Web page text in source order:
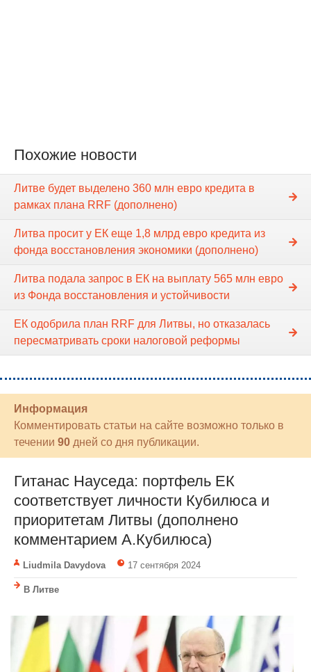
Похожие новости
Литве будет выделено 360 млн евро кредита в
рамках плана RRF (дополнено)
Литва просит у ЕК еще 1,8 млрд евро кредита из
фонда восстановления экономики (дополнено)
Литва подала запрос в ЕК на выплату 565 млн евро
из Фонда восстановления и устойчивости
ЕК одобрила план RRF для Литвы, но отказалась
пересматривать сроки налоговой реформы
Информация
Комментировать статьи на сайте возможно только в
течении 90 дней со дня публикации.
Гитанас Науседа: портфель ЕК
соответствует личности Кубилюса и
приоритетам Литвы (дополнено
комментарием А.Кубилюса)
Liudmila Davydova 17 сентября 2024
В Литве